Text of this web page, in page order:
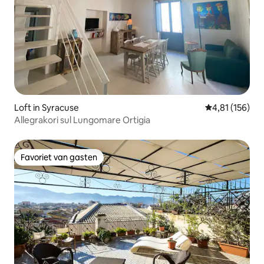
Loft in Syracuse Gemiddelde
4,81 (156)
Allegrakori sul Lungomare Ortigia
Favoriet van gasten
Favoriet van gasten